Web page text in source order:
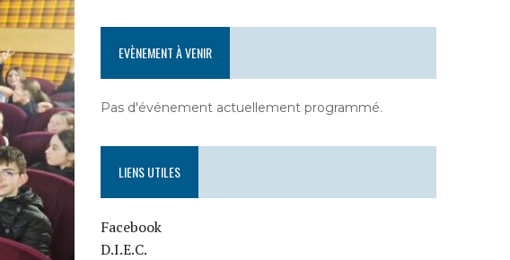
EVÈNEMENT À VENIR
Pas d'événement actuellement programmé.
LIENS UTILES
Facebook
D.I.E.C.